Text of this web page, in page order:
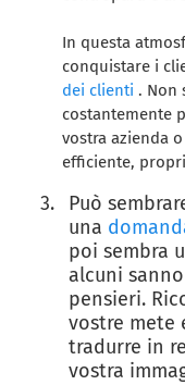
In questa
conquistare i
dei clienti . Non
costantemente
vostra azienda
efficiente,
Può
una
poi sembra
alcuni
pensieri.
vostre mete
tradurre in
vostra